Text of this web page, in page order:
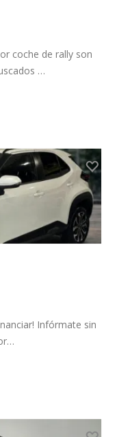
coche de rally son
…
Infórmate sin